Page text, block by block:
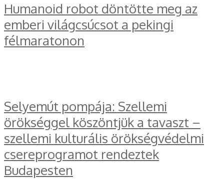
Humanoid robot döntötte meg az
emberi világcsúcsot a pekingi
félmaratonon
Selyemút pompája: Szellemi
örökséggel köszöntjük a tavaszt –
szellemi kulturális örökségvédelmi
csereprogramot rendeztek
Budapesten